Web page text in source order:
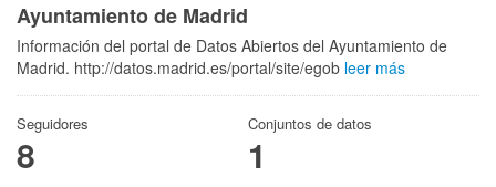
Ayuntamiento de Madrid
Información del portal de Datos Abiertos del Ayuntamiento de
Madrid. http://datos.madrid.es/portal/site/egob leer más
Seguidores
8
Conjuntos de datos
1